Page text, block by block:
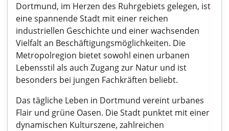
Dortmund, im Herzen des Ruhrgebiets gelegen, ist
eine spannende Stadt mit einer reichen
industriellen Geschichte und einer wachsenden
Vielfalt an Beschäftigungsmöglichkeiten. Die
Metropolregion bietet sowohl einen urbanen
Lebensstil als auch Zugang zur Natur und ist
besonders bei jungen Fachkräften beliebt.
Das tägliche Leben in Dortmund vereint urbanes
Flair und grüne Oasen. Die Stadt punktet mit einer
dynamischen Kulturszene, zahlreichen